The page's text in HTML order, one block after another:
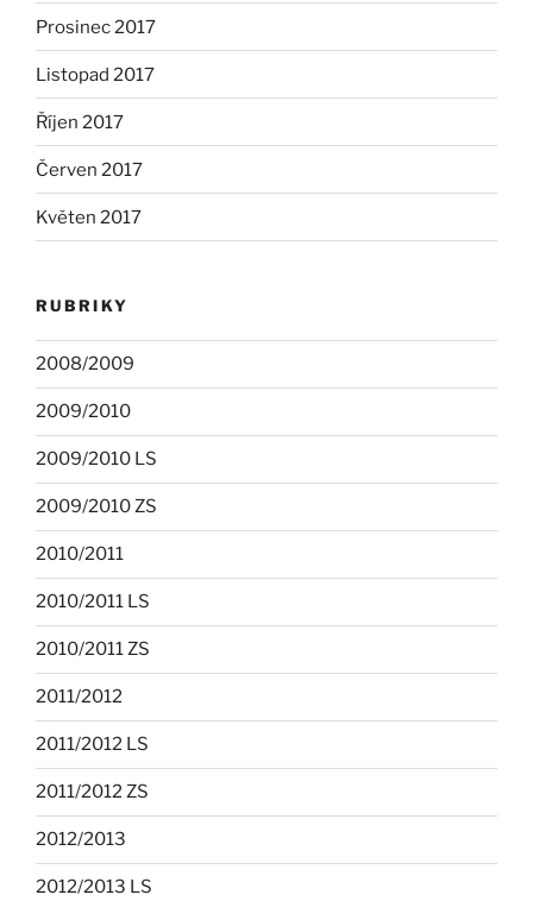
Prosinec 2017
Listopad 2017
Říjen 2017
Červen 2017
Květen 2017
RUBRIKY
2008/2009
2009/2010
2009/2010 LS
2009/2010 ZS
2010/2011
2010/2011 LS
2010/2011 ZS
2011/2012
2011/2012 LS
2011/2012 ZS
2012/2013
2012/2013 LS